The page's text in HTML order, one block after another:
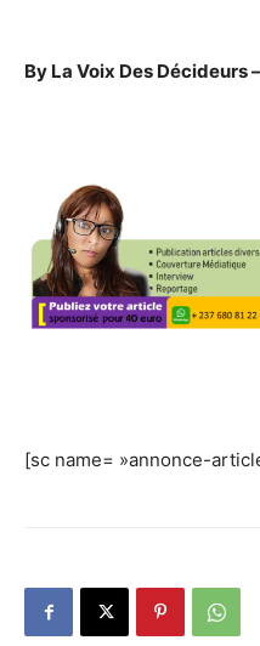
By La Voix Des Décideurs –
[sc name= »annonce-